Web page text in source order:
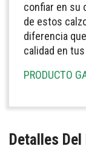
confiar en su
de estos
diferencia
calidad en
PRODUCTO
Detalles